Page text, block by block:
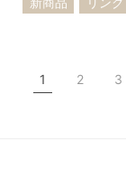
1 2 3